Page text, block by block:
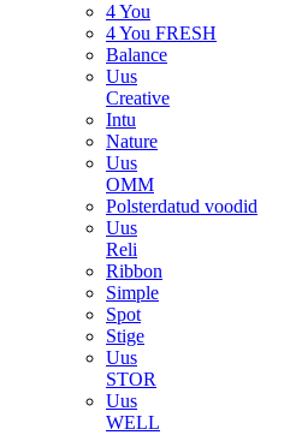
4 You
4 You FRESH
Balance
Uus
Creative
Intu
Nature
Uus
OMM
Polsterdatud voodid
Uus
Reli
Ribbon
Simple
Spot
Stige
Uus
STOR
Uus
WELL